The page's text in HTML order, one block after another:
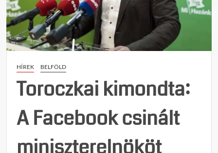
HÍREK BELFÖLD
Toroczkai kimondta:
A Facebook csinált